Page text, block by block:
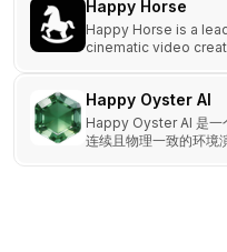
Happy Horse
Happy Horse is a
cinematic video
Happy Oyster AI
Happy Oyster AI 是一
连续且物理一致的环境